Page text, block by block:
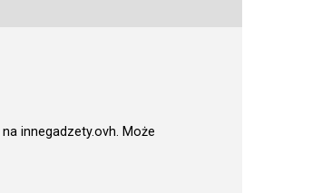
innegadzety.ovh. Może